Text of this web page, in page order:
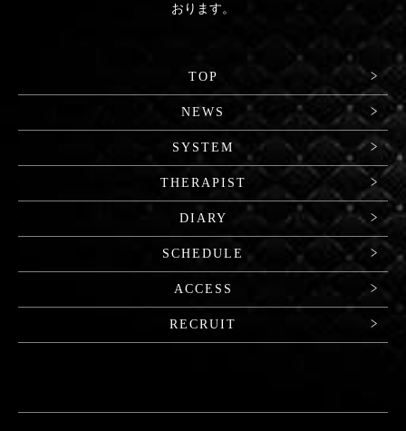
おります。
TOP
NEWS
SYSTEM
THERAPIST
DIARY
SCHEDULE
ACCESS
RECRUIT